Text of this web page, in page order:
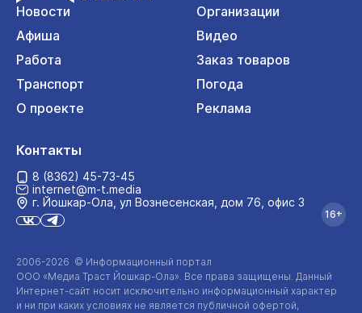
Новости
Организации
Афиша
Видео
Работа
Заказ товаров
Транспорт
Погода
О проекте
Реклама
2006-2026 © Информационный портал
ООО «Медиа Траст Йошкар-Ола». Все права защищены. Данный
Интернет-сайт носит исключительно информационный характер
и ни при каких условиях не является публичной офертой,
Контакты
8 (8362) 45-73-45
internet@m-t.media
г. Йошкар‑Ола, ул Вознесенская, дом 76, офис 3
16+